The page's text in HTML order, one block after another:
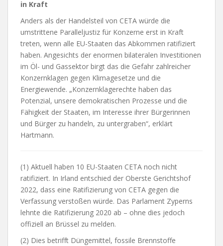
in Kraft
Anders als der Handelsteil von CETA würde die
umstrittene Paralleljustiz für Konzerne erst in Kraft
treten, wenn alle EU-Staaten das Abkommen ratifiziert
haben. Angesichts der enormen bilateralen Investitionen
im Öl- und Gassektor birgt das die Gefahr zahlreicher
Konzernklagen gegen Klimagesetze und die
Energiewende. „Konzernklagerechte haben das
Potenzial, unsere demokratischen Prozesse und die
Fähigkeit der Staaten, im Interesse ihrer Bürgerinnen
und Bürger zu handeln, zu untergraben“, erklärt
Hartmann.
(1) Aktuell haben 10 EU-Staaten CETA noch nicht
ratifiziert. In Irland entschied der Oberste Gerichtshof
2022, dass eine Ratifizierung von CETA gegen die
Verfassung verstoßen würde. Das Parlament Zyperns
lehnte die Ratifizierung 2020 ab – ohne dies jedoch
offiziell an Brüssel zu melden.
(2) Dies betrifft Düngemittel, fossile Brennstoffe